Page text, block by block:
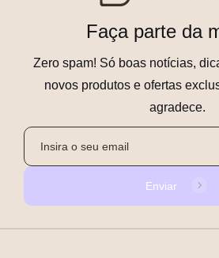
Faça parte da
Zero spam! Só boas notícias,
novos produtos e ofertas
agradece.
Enviar